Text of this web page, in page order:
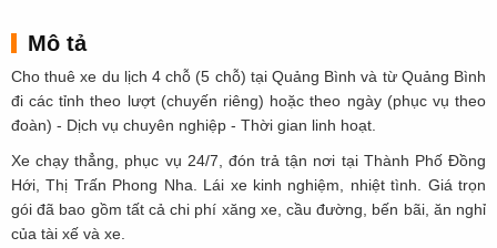
Mô tả
Cho thuê xe du lịch 4 chỗ (5 chỗ) tại Quảng Bình và từ Quảng Bình
đi các tỉnh theo lượt (chuyến riêng) hoặc theo ngày (phục vụ theo
đoàn) - Dịch vụ chuyên nghiệp - Thời gian linh hoạt.
Xe chạy thẳng, phục vụ 24/7, đón trả tận nơi tại Thành Phố Đồng
Hới, Thị Trấn Phong Nha. Lái xe kinh nghiệm, nhiệt tình. Giá trọn
gói đã bao gồm tất cả chi phí xăng xe, cầu đường, bến bãi, ăn nghỉ
của tài xế và xe.